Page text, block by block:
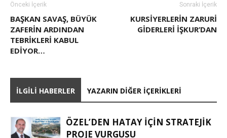
Önceki İçerik
BAŞKAN SAVAŞ, BÜYÜK
ZAFERİN ARDINDAN
TEBRİKLERİ KABUL
EDİYOR…
Sonraki İçerik
KURSİYERLERİN ZARURİ
GİDERLERİ İŞKUR’DAN
İLGILI HABERLER YAZARIN DIĞER İÇERIKLERI
ÖZEL’DEN HATAY İÇIN STRATEJIK
PROJE VURGUSU